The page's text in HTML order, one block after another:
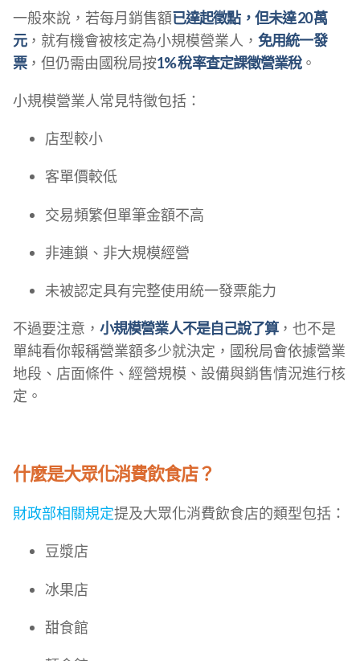
一般來說，若每月銷售額已達起徵點，但未達 20 萬
元，就有機會被核定為小規模營業人，免用統一發
票，但仍需由國稅局按1% 稅率查定課徵營業稅。
小規模營業人常見特徵包括：
店型較小
客單價較低
交易頻繁但單筆金額不高
非連鎖、非大規模經營
未被認定具有完整使用統一發票能力
不過要注意， 小規模營業人不是自己說了算，也不是
單純看你報稱營業額多少就決定，國稅局會依據營業
地段、店面條件、經營規模、設備與銷售情況進行核
定。
什麼是大眾化消費飲食店？
財政部相關規定提及大眾化消費飲食店的類型包括：
豆漿店
冰果店
甜食館